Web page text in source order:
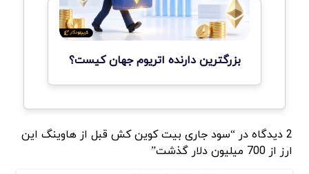
بزرگترین دارنده اتریوم جهان کیست؟
2 دیدگاه در “سود جاری بیت کوین‌ کش قبل از هاوینگ این
ارز از 700 میلیون دلار گذشت”